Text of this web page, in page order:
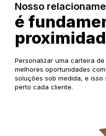
Nosso
é
Personalizar uma carteira
melhores oportunidades
soluções sob medida, e
perto cada cliente.